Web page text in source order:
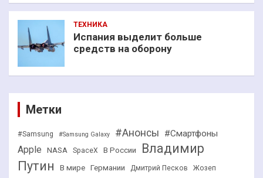
ТЕХНИКА
Испания выделит больше
средств на оборону
Метки
#Samsung #Samsung Galaxy #Анонсы #Смартфоны
Apple NASA SpaceX В России
Владимир
Путин
В мире Германии Дмитрий Песков
Жозеп